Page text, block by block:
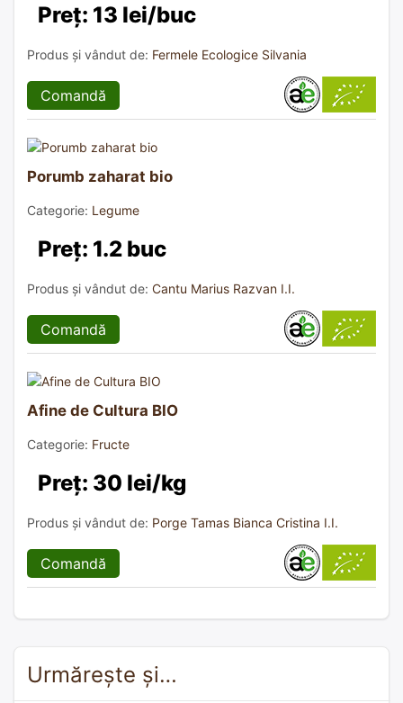
Preț: 13 lei/buc
Produs și vândut de: Fermele Ecologice Silvania
Comandă
Porumb zaharat bio
Categorie: Legume
Preț: 1.2 buc
Produs și vândut de: Cantu Marius Razvan I.I.
Comandă
Afine de Cultura BIO
Categorie: Fructe
Preț: 30 lei/kg
Produs și vândut de: Porge Tamas Bianca Cristina I.I.
Comandă
Urmărește și…